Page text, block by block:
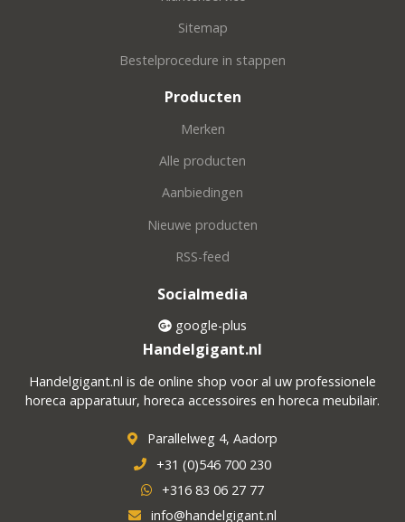
Sitemap
Bestelprocedure in stappen
Producten
Merken
Alle producten
Aanbiedingen
Nieuwe producten
RSS-feed
Socialmedia
google-plus
Handelgigant.nl
Handelgigant.nl is de online shop voor al uw professionele
horeca apparatuur, horeca accessoires en horeca meubilair.
Parallelweg 4, Aadorp
+31 (0)546 700 230
+316 83 06 27 77
info@handelgigant.nl